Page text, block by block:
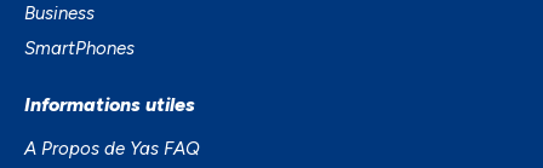
Business
SmartPhones
Informations utiles
A Propos de Yas FAQ